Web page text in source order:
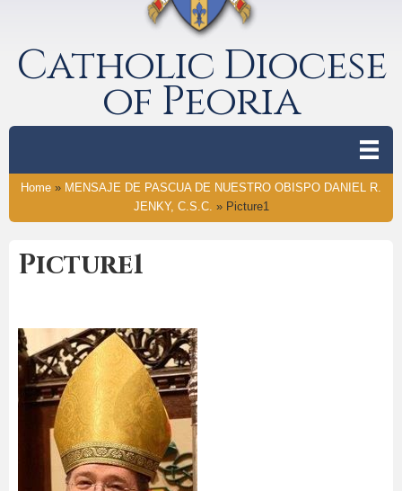
Catholic Diocese
of Peoria
Home » MENSAJE DE PASCUA DE NUESTRO OBISPO DANIEL R.
JENKY, C.S.C. » Picture1
Picture1